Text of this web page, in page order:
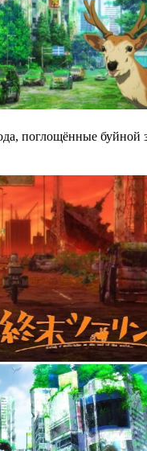
поглощённые